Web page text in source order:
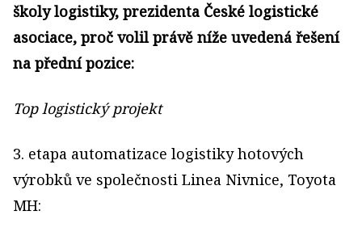
školy logistiky, prezidenta České logistické
asociace, proč volil právě níže uvedená řešení
na přední pozice:
Top logistický projekt
3. etapa automatizace logistiky hotových
výrobků ve společnosti Linea Nivnice, Toyota
MH: